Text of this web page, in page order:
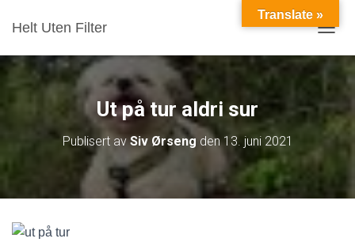
Helt Uten Filter
Ut på tur aldri sur
Publisert avSiv Ørseng den13. juni 2021
Translate »